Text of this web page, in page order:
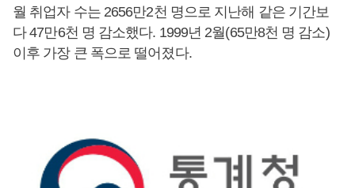
월 취업자 수는 2656만2천 명으로 지난해 같은 기간보
다 47만6천 명 감소했다. 1999년 2월(65만8천 명 감소)
이후 가장 큰 폭으로 떨어졌다.